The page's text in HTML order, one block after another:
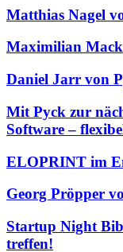
Matthias Nagel
Maximilian
Daniel Jarr von
Mit Pyck zur
Software –
ELOPRINT im
Georg Pröpper
Startup Night
treffen!